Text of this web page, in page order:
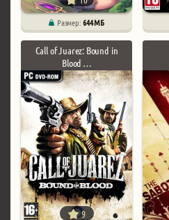
Размер:644 МБ
Call of Juarez: Bound in
Blood …
9